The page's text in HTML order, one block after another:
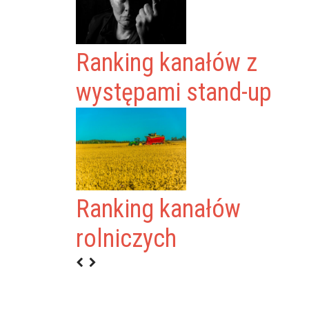
Ranking kanałów z
występami stand-up
Ranking kanałów
rolniczych